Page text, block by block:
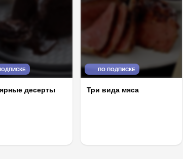
десерты
ПО ПОДПИСКЕ
Три вида мяса